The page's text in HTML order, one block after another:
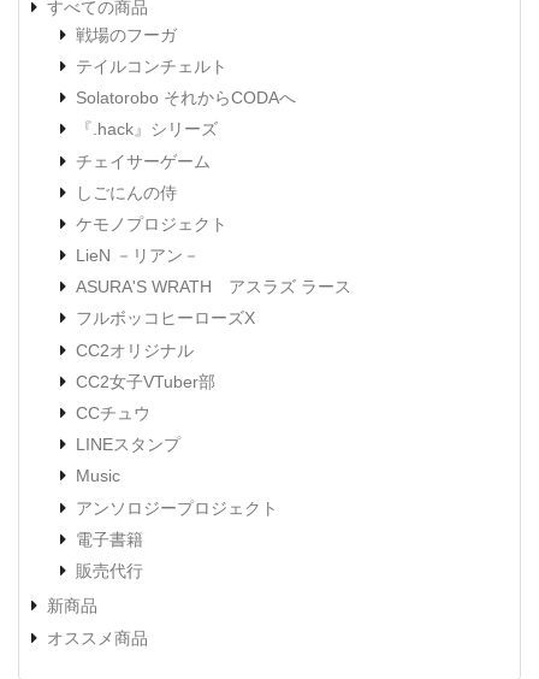
すべての商品
戦場のフーガ
テイルコンチェルト
Solatorobo それからCODAへ
『.hack』シリーズ
チェイサーゲーム
しごにんの侍
ケモノプロジェクト
LieN －リアン－
ASURA'S WRATH アスラズ ラース
フルボッコヒーローズX
CC2オリジナル
CC2女子VTuber部
CCチュウ
LINEスタンプ
Music
アンソロジープロジェクト
電子書籍
販売代行
新商品
オススメ商品